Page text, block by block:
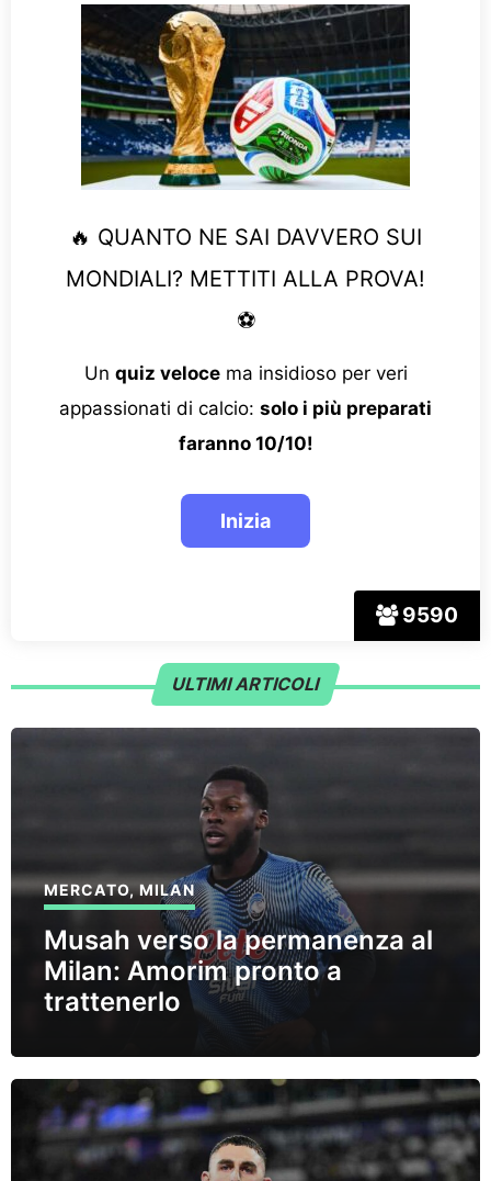
9590
🔥 QUANTO NE SAI DAVVERO SUI
MONDIALI? METTITI ALLA PROVA!
⚽
Un quiz velocema insidioso per veri
appassionati di calcio: solo i più preparati
faranno 10/10!
ULTIMI ARTICOLI
MERCATO,MILAN
Musah verso la permanenza al
Milan: Amorim pronto a
trattenerlo